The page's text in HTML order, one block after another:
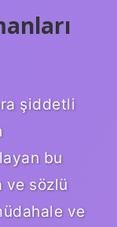
şiddetli
bu
ve sözlü
ve